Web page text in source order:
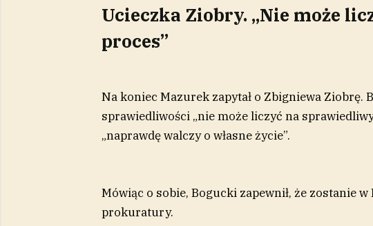
Ucieczka Ziobry. „Nie może
proces”
Na koniec Mazurek zapytał o Zbigniewa Ziobrę.
sprawiedliwości „nie może liczyć na
„naprawdę walczy o własne życie”.
Mówiąc o sobie, Bogucki zapewnił, że zostanie
prokuratury.